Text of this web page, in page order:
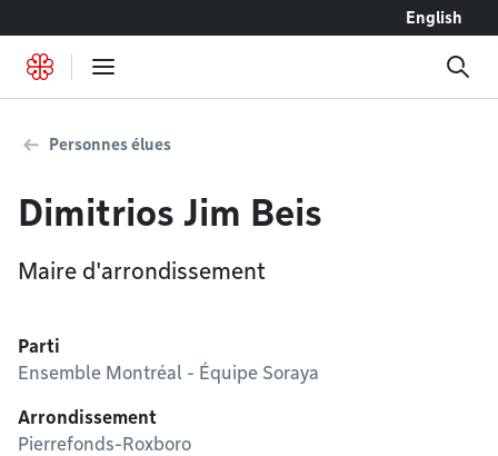
English
Personnes élues
Dimitrios Jim Beis
Maire d'arrondissement
Parti
Ensemble Montréal - Équipe Soraya
Arrondissement
Pierrefonds-Roxboro